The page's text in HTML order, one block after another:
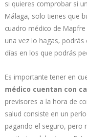
si quieres comprobar si
Málaga, solo tienes que
cuadro médico de
una vez lo hagas,
días en los que podrás
Es importante tener en
médico cuentan con
previsores a la hora de
salud consiste en un
pagando el seguro, pero